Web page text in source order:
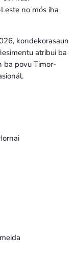
no mós iha
kondekorasaun
atribui ba
ba povu Timor-